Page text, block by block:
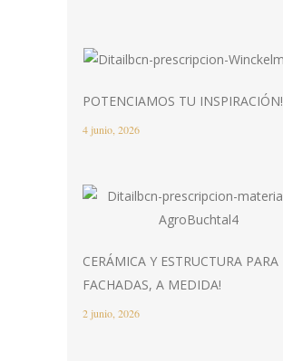
POTENCIAMOS TU INSPIRACIÓN!
4 junio, 2026
CERÁMICA Y ESTRUCTURA PARA
FACHADAS, A MEDIDA!
2 junio, 2026